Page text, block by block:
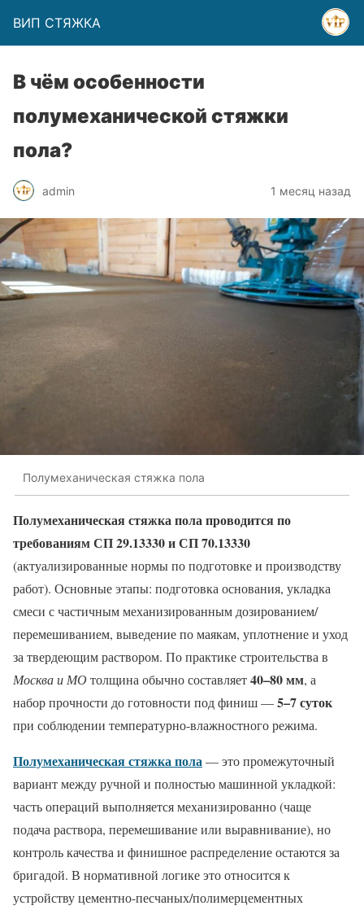
ВИП СТЯЖКА
В чём особенности
полумеханической стяжки
пола?
admin 1 месяц назад
Полумеханическая стяжка пола
Полумеханическая стяжка пола проводится по
требованиям СП 29.13330 и СП 70.13330
(актуализированные нормы по подготовке и производству
работ). Основные этапы: подготовка основания, укладка
смеси с частичным механизированным дозированием/
перемешиванием, выведение по маякам, уплотнение и уход
за твердеющим раствором. По практике строительства в
Москва и МОтолщина обычно составляет40–80 мм, а
набор прочности до готовности под финиш —5–7 суток
при соблюдении температурно-влажностного режима.
Полумеханическая стяжка пола— это промежуточный
вариант между ручной и полностью машинной укладкой:
часть операций выполняется механизированно (чаще
подача раствора, перемешивание или выравнивание), но
контроль качества и финишное распределение остаются за
бригадой. В нормативной логике это относится к
устройству цементно-песчаных/полимерцементных